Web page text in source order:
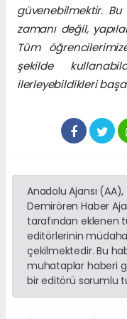
güvenebilmektir.
zamanı değil,
Tüm
şekilde
ilerleyebildikleri
Anadolu Ajansı (AA),
Demirören Haber
tarafından eklenen
editörlerinin
çekilmektedir. Bu
muhataplar haberi
bir editörü sorumlu